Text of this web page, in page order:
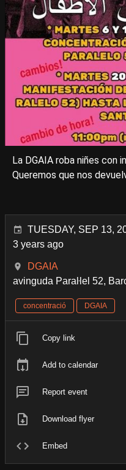
La DGAIA roba niñes con
Queremos que nos
TUESDAY, SEP 13,
3 years ago
DGAIA
avinguda Paraŀlel 52,
concentració DGAIA
Copy link
Add to calendar
Report event
Download flyer
Embed